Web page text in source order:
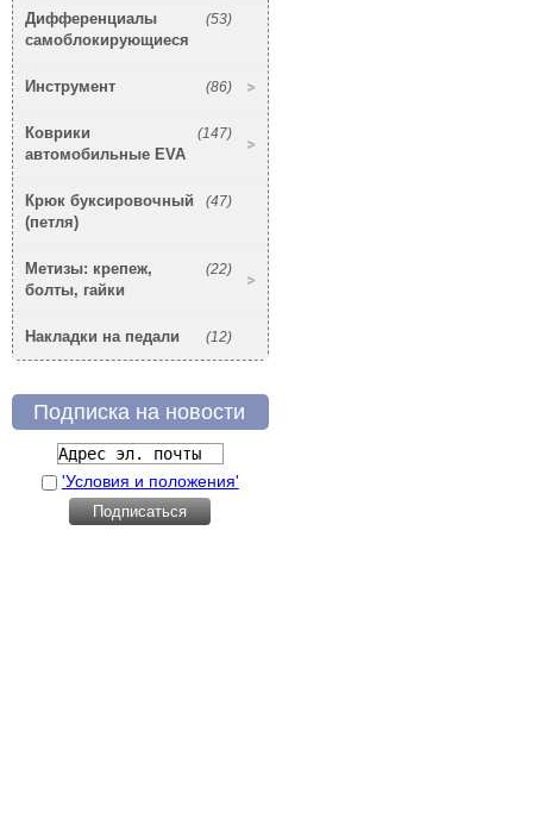
(53)
Дифференциалы
самоблокирующиеся
(86)
Инструмент
(147)
Коврики
автомобильные EVA
(47)
Крюк буксировочный
(петля)
(22)
Метизы: крепеж,
болты, гайки
(12)
Накладки на педали
Подписка на новости
'Условия и положения'